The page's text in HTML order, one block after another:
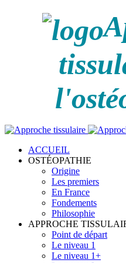
ACCUEIL
OSTÉOPATHIE
Origine
Les premiers
En France
Fondements
Philosophie
APPROCHE
Point de départ
Le niveau 1
Le niveau 1+